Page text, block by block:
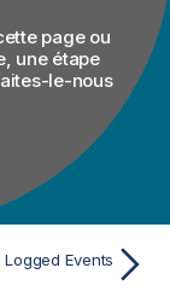
page ou
une étape
le-nous
Logged Events